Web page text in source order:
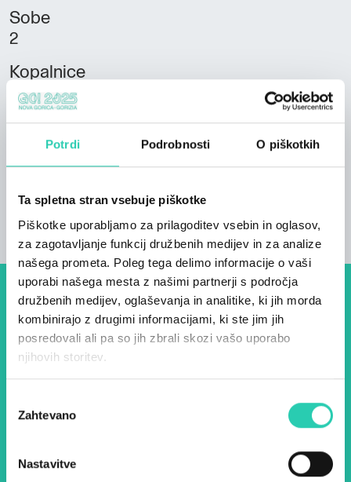
Potrdi Podrobnosti O piškotkih
Ta spletna stran vsebuje piškotke
Piškotke uporabljamo za prilagoditev vsebin in oglasov,
za zagotavljanje funkcij družbenih medijev in za analize
našega prometa. Poleg tega delimo informacije o vaši
uporabi našega mesta z našimi partnerji s področja
družbenih medijev, oglaševanja in analitike, ki jih morda
kombinirajo z drugimi informacijami, ki ste jim jih
posredovali ali pa so jih zbrali skozi vašo uporabo
njihovih storitev.
soglasja
Zahtevano
Nastavitve
Sobe
2
Kopalnice
Postelje
Dogodki, članki in zgodbe iz
evropske prestolnice kulture
– prijavite se na naš novičnik
našimi aktivnostmi.
Ime *